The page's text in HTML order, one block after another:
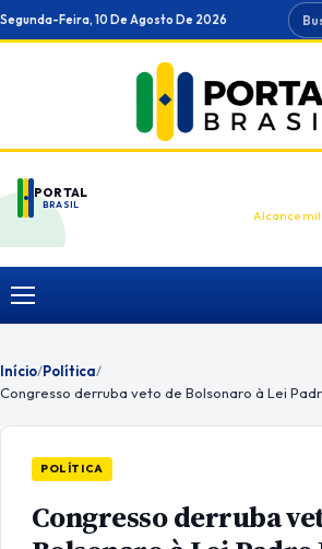
Ir
para
Segunda-Feira, 10 De Agosto De 2026
PORTAL
BRASIL
Alcance
Menu
Início/Política/
Congresso derruba veto de Bolsonaro à Lei
POLÍTICA
Congresso derruba